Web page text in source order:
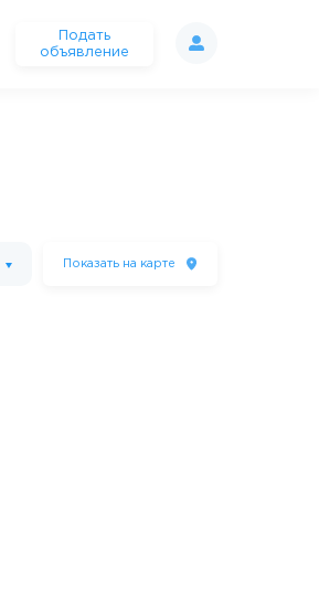
Подать
объявление
Показать на карте